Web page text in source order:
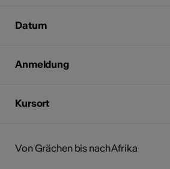
Datum
Anmeldung
Kursort
Von Grächen bis nach Afrika